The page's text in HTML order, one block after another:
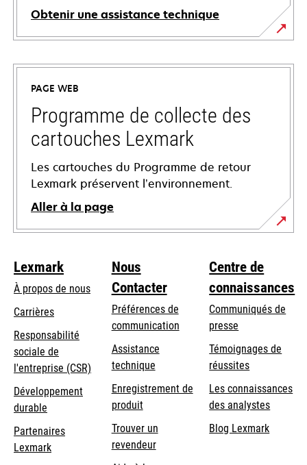
Obtenir une assistance technique
s’ouvre
dans
nouvel
onglet
PAGE WEB
Programme de collecte des
cartouches Lexmark
Les cartouches du Programme de retour
Lexmark préservent l’environnement.
Aller à la page
Lexmark
À propos de nous
Carrières
s’ouvre
dans
un
nouvel
onglet
Responsabilité
sociale de
l'entreprise (CSR) s’ouvre
onglet
Développement
durable
Partenaires
Lexmark
Nous
Contacter
Préférences de
communication
s’ouvre
dans
un
nouvel
onglet
Assistance
techniques’ouvre
un
onglet
Enregistrement de
produit
Trouver un
revendeur
Centre de
connaissances
Communiqués de
presse
Témoignages de
réussites
Les connaissances
des analystes
Blog Lexmark